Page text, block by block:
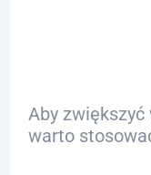
Aby zwiększyć
warto